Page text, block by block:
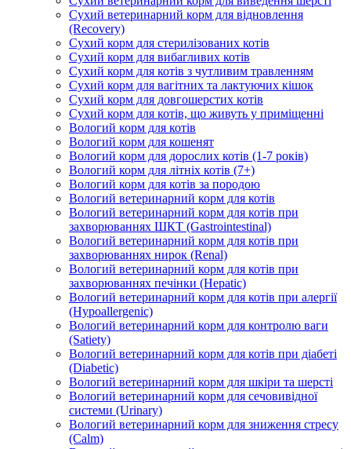
Сухий ветеринарний корм для відновлення
(Recovery)
Сухий корм для стерилізованих котів
Сухий корм для вибагливих котів
Сухий корм для котів з чутливим травленням
Сухий корм для вагітних та лактуючих кішок
Сухий корм для довгошерстих котів
Сухий корм для котів, що живуть у приміщенні
Вологий корм для котів
Вологий корм для кошенят
Вологий корм для дорослих котів (1-7 років)
Вологий корм для літніх котів (7+)
Вологий корм для котів за породою
Вологий ветеринарний корм для котів
Вологий ветеринарний корм для котів при
захворюваннях ШКТ (Gastrointestinal)
Вологий ветеринарний корм для котів при
захворюваннях нирок (Renal)
Вологий ветеринарний корм для котів при
захворюваннях печінки (Hepatic)
Вологий ветеринарний корм для котів при алергії
(Hypoallergenic)
Вологий ветеринарний корм для контролю ваги
(Satiety)
Вологий ветеринарний корм для котів при діабеті
(Diabetic)
Вологий ветеринарний корм для шкіри та шерсті
Вологий ветеринарний корм для сечовивідної
системи (Urinary)
Вологий ветеринарний корм для зниження стресу
(Calm)